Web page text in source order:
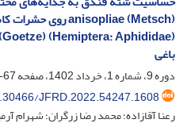
باغی
دوره 9، شماره 1، خرداد 1402، صفحه
67-79
JFRD.2022.54247.1608
رعنا آقازاده؛ محمد رضا زرگران؛ شهرام